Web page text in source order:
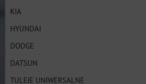
KIA
HYUNDAI
DODGE
DATSUN
TULEJE UNIWERSALNE